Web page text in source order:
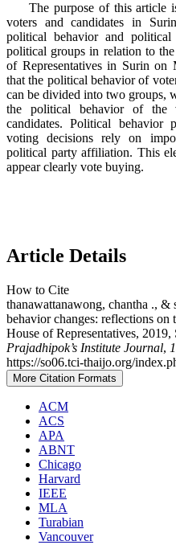
The purpose of this article
voters and candidates in
political behavior and
political groups in relation to
of Representatives in Surin
that the political behavior of
can be divided into two groups,
the political behavior of the
candidates. Political behavior
voting decisions rely on
political party affiliation. This
appear clearly vote buying.
Article Details
How to Cite
thanawattanawong, chantha ., &
behavior changes: reflections on
House of Representatives,
Prajadhipok’s Institute Journal,
https://so06.tci-thaijo.org/
More Citation Formats
ACM
ACS
APA
ABNT
Chicago
Harvard
IEEE
MLA
Turabian
Vancouver